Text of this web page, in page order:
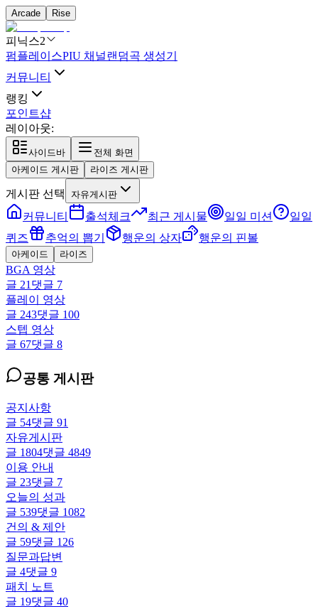
Arcade Rise
피닉스2
펌플레이스PIU 채널랜덤곡 생성기
커뮤니티
랭킹
포인트샵
레이아웃:
사이드바
전체 화면
아케이드 게시판
라이즈 게시판
게시판 선택 자유게시판
커뮤니티 출석체크 최근 게시물 일일 미션
일일
퀴즈
추억의 뽑기 행운의 상자 행운의 핀볼
아케이드 라이즈
BGA 영상
글 21 댓글 7
플레이 영상
글 243댓글 100
스텝 영상
글 67댓글 8
공통 게시판
공지사항
글 54댓글 91
자유게시판
글 1804댓글 4849
이용 안내
글 23댓글 7
오늘의 성과
글 539댓글 1082
건의 & 제안
글 59댓글 126
질문과답변
글 4댓글 9
패치 노트
글 19댓글 40